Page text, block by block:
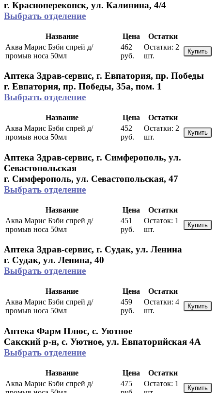
г. Красноперекопск, ул. Калинина, 4/4
Выбрать отделение
Название Цена
Остатки
Аква Марис Бэби спрей д/
промыв носа 50мл
462
руб.
Остатки: 2
шт.
Купить
Аптека Здрав-сервис, г. Евпатория, пр. Победы
г. Евпатория, пр. Победы, 35а, пом. 1
Выбрать отделение
Название Цена
Остатки
Аква Марис Бэби спрей д/
промыв носа 50мл
452
руб.
Остатки: 2
шт.
Купить
Аптека Здрав-сервис, г. Симферополь, ул.
Севастопольская
г. Симферополь, ул. Севастопольская, 47
Выбрать отделение
Название Цена
Остатки
Аква Марис Бэби спрей д/
промыв носа 50мл
451
руб.
Остаток: 1
шт.
Купить
Аптека Здрав-сервис, г. Судак, ул. Ленина
г. Судак, ул. Ленина, 40
Выбрать отделение
Название Цена
Остатки
Аква Марис Бэби спрей д/
промыв носа 50мл
459
руб.
Остатки: 4
шт.
Купить
Аптека Фарм Плюс, с. Уютное
Сакский р-н, с. Уютное, ул. Евпаторийская 4А
Выбрать отделение
Название Цена
Остатки
Аква Марис Бэби спрей д/
475
Остаток: 1
Купить